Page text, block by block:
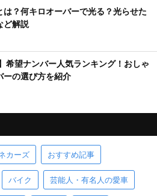
は？何キロオーバーで光る？光らせた
ど解説
希望ナンバー人気ランキング！おしゃ
ーの選び方を紹介
カーズ おすすめ記事
バイク 芸能人・有名人の愛車